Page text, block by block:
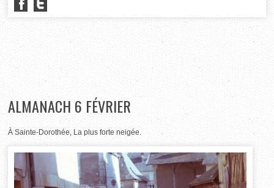
ALMANACH 6 FÉVRIER
À Sainte-Dorothée, La plus forte neigée.